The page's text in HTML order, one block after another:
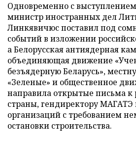
Одновременно с
министр иностранных дел
Линкявичюс поставил под
событий в изложении
а Белорусская антиядерная
объединяющая движение
безъядерную Беларусь»,
«Зеленые» и общественное
направила открытые письма к
страны, гендиректору МАГАТЭ
организаций с требованием
остановки строительства.